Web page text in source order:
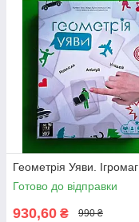
Геометрія Уяви. Ігромаг
Готово до відправки
930,60 ₴ 990 ₴